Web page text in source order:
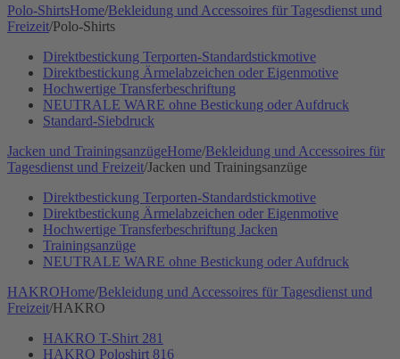
Polo-ShirtsHome/Bekleidung und Accessoires für Tagesdienst und
Freizeit/Polo-Shirts
Direktbestickung Terporten-Standardstickmotive
Direktbestickung Ärmelabzeichen oder Eigenmotive
Hochwertige Transferbeschriftung
NEUTRALE WARE ohne Bestickung oder Aufdruck
Standard-Siebdruck
Jacken und TrainingsanzügeHome/Bekleidung und Accessoires für
Tagesdienst und Freizeit/Jacken und Trainingsanzüge
Direktbestickung Terporten-Standardstickmotive
Direktbestickung Ärmelabzeichen oder Eigenmotive
Hochwertige Transferbeschriftung Jacken
Trainingsanzüge
NEUTRALE WARE ohne Bestickung oder Aufdruck
HAKROHome/Bekleidung und Accessoires für Tagesdienst und
Freizeit/HAKRO
HAKRO T-Shirt 281
HAKRO Poloshirt 816